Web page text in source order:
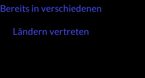
Bereits in verschiedenen
Ländern vertreten